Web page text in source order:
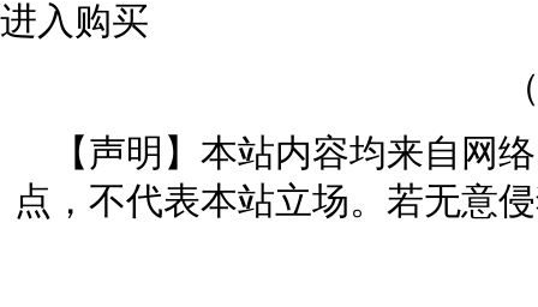
进入购买
【声明】本站内容均来自网
点，不代表本站立场。若无意